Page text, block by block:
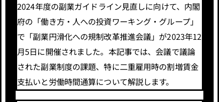
2024年度の副業ガイドライン見直しに向けて、内閣
府の「働き方・人への投資ワーキング・グループ」
で「副業円滑化への規制改革推進会議」が2023年12
月5日に開催されました。本記事では、会議で議論
された副業制度の課題、特に二重雇用時の割増賃金
支払いと労働時間通算について解説します。